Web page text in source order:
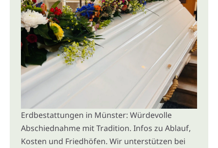
Erdbestattungen in Münster: Würdevolle
Abschiednahme mit Tradition. Infos zu Ablauf,
Kosten und Friedhöfen. Wir unterstützen bei